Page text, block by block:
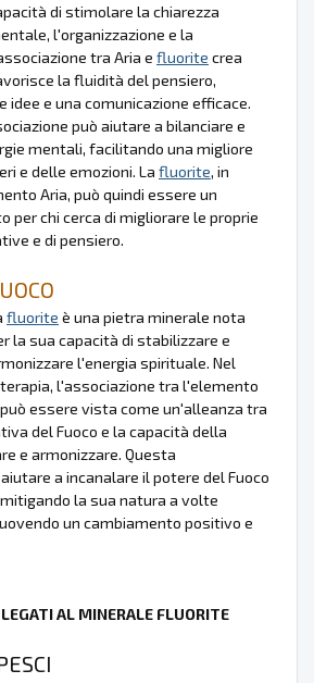
di stimolare la chiarezza
l'organizzazione e la
tra Aria e fluorite crea
la fluidità del pensiero,
idee e una comunicazione efficace.
può aiutare a bilanciare e
mentali, facilitando una migliore
e delle emozioni. La fluorite, in
Aria, può quindi essere un
per chi cerca di migliorare le proprie
e di pensiero.
fluorite è una pietra minerale nota
la sua capacità di stabilizzare e
l'energia spirituale. Nel
l'associazione tra l'elemento
può essere vista come un'alleanza tra
del Fuoco e la capacità della
e armonizzare. Questa
a incanalare il potere del Fuoco
la sua natura a volte
un cambiamento positivo e
AL MINERALE FLUORITE